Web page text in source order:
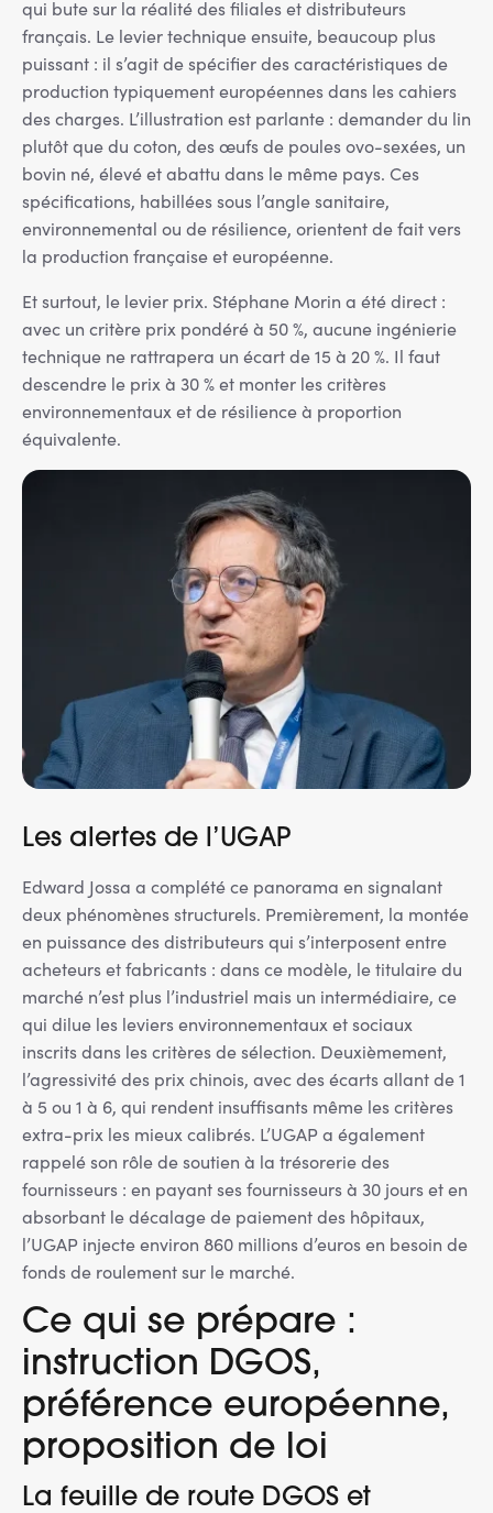
qui bute sur la réalité des filiales et distributeurs
français. Le levier technique ensuite, beaucoup plus
puissant : il s’agit de spécifier des caractéristiques de
production typiquement européennes dans les cahiers
des charges. L’illustration est parlante : demander du lin
plutôt que du coton, des œufs de poules ovo-sexées, un
bovin né, élevé et abattu dans le même pays. Ces
spécifications, habillées sous l’angle sanitaire,
environnemental ou de résilience, orientent de fait vers
la production française et européenne.
Et surtout, le levier prix. Stéphane Morin a été direct :
avec un critère prix pondéré à 50 %, aucune ingénierie
technique ne rattrapera un écart de 15 à 20 %. Il faut
descendre le prix à 30 % et monter les critères
environnementaux et de résilience à proportion
équivalente.
Les alertes de l’UGAP
Edward Jossa a complété ce panorama en signalant
deux phénomènes structurels. Premièrement, la montée
en puissance des distributeurs qui s’interposent entre
acheteurs et fabricants : dans ce modèle, le titulaire du
marché n’est plus l’industriel mais un intermédiaire, ce
qui dilue les leviers environnementaux et sociaux
inscrits dans les critères de sélection. Deuxièmement,
l’agressivité des prix chinois, avec des écarts allant de 1
à 5 ou 1 à 6, qui rendent insuffisants même les critères
extra-prix les mieux calibrés. L’UGAP a également
rappelé son rôle de soutien à la trésorerie des
fournisseurs : en payant ses fournisseurs à 30 jours et en
absorbant le décalage de paiement des hôpitaux,
l’UGAP injecte environ 860 millions d’euros en besoin de
fonds de roulement sur le marché.
Ce qui se prépare :
instruction DGOS,
préférence européenne,
proposition de loi
La feuille de route DGOS et